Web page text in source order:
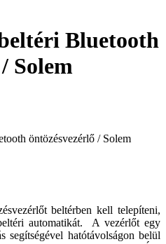
Bluetooth
Solem
öntözésvezérlő / Solem
beltérben kell telepíteni,
automatikát. A vezérlőt egy
segítségével hatótávolságon belül